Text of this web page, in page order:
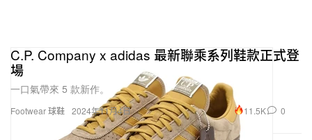
Footwear 球鞋
C.P. Company x adidas 最新聯乘系列鞋款正式登
場
一口氣帶來 5 款新作。
2024年11月4日 11.5K 0